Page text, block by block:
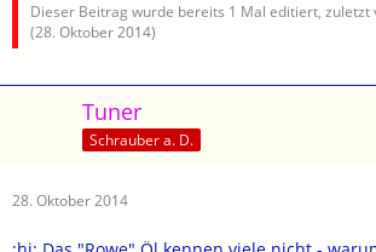
Dieser Beitrag wurde bereits 1 Mal editiert, zuletzt
(28. Oktober 2014)
Tuner
Schrauber a. D.
28. Oktober 2014